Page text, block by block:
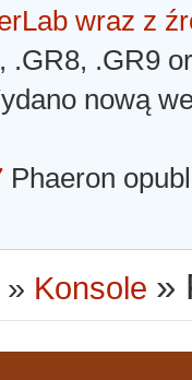
wraz z
.GR8, .GR9
nową
Phaeron
» Konsole »